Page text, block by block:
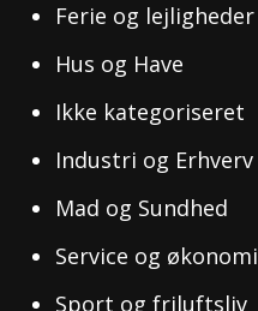
Ferie og lejligheder
Hus og Have
Ikke kategoriseret
Industri og Erhverv
Mad og Sundhed
Service og økonomi
Sport og friluftsliv